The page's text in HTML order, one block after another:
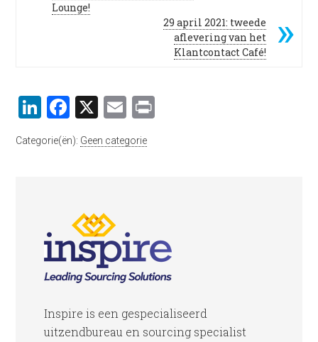
Lounge!
29 april 2021: tweede
aflevering van het
Klantcontact Café!
LinkedIn
Facebook
X Email
Categorie(ën): Geen categorie
Inspire is een gespecialiseerd
uitzendbureau en sourcing specialist